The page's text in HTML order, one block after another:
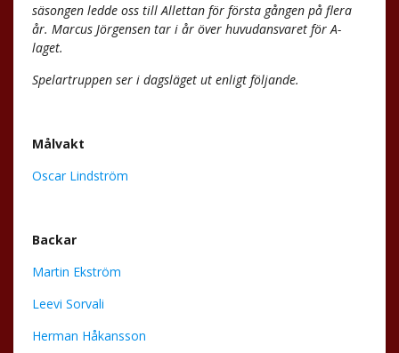
säsongen ledde oss till Allettan för första gången på flera
år. Marcus Jörgensen tar i år över huvudansvaret för A-
laget.
Spelartruppen ser i dagsläget ut enligt följande.
Målvakt
Oscar Lindström
Backar
Martin Ekström
Leevi Sorvali
Herman Håkansson